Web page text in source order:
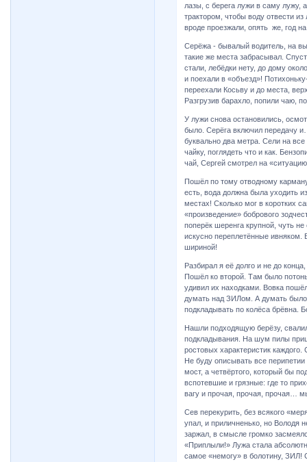
лазы, с берега лужи в саму лужу,
трактором, чтобы воду отвести
вроде проезжали, опять же, год
Серёжа - бывалый водитель, на
такие же места забрасывал.
стали, лебёдки нету, до дому
и поехали в «объезд»!
переехали Косьву и до места,
Разгрузив барахло, попили чаю,
У лужи снова остановились,
было. Серёга включил передачу
буквально два метра. Сели на
чайку, поглядеть что и как.
чай, Сергей смотрел на
Пошёл по тому отводному
есть, вода должна была уходить
местах! Сколько мог в коротких
«произведение» бобрового
поперёк шеренга крупной, чуть
искусно переплетённые ивняком.
шириной!
Разбирал я её долго и не до
Пошёл ко второй. Там было
удивил их находками. Вовка
думать над ЗИЛом. А думать было
подкладывать по колёса брёвна.
Нашли подходящую берёзу,
подкладывания. На шум пилы
ростовых характеристик
Не буду описывать все
мост, а четвёртого, который бы
вспотевшие и грязные: где то
вагу и прочая, прочая, прочая…
Сев перекурить, без всякого
упал, и приличненько, но Володя
заржал, в смысле громко
«Приплыли!» Лужа стала
самое «немогу» в болотину, ЗИЛ!